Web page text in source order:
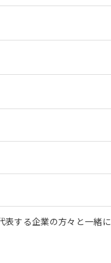
表する企業の方々と一緒に